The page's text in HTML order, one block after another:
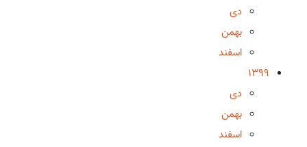
دی
بهمن
اسفند
1399
دی
بهمن
اسفند